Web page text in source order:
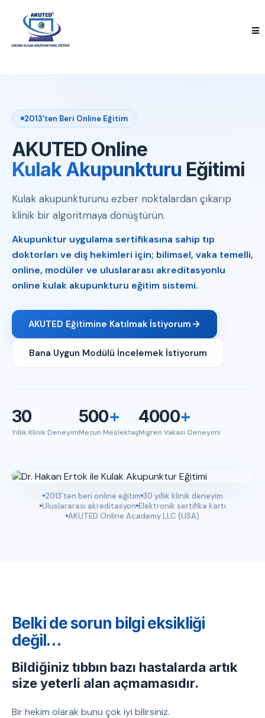
2013'ten Beri Online Eğitim
AKUTED Online
Kulak Akupunkturu Eğitimi
Kulak akupunkturunu ezber noktalardan çıkarıp
klinik bir algoritmaya dönüştürün.
Akupunktur uygulama sertifikasına sahip tıp
doktorları ve diş hekimleri için; bilimsel, vaka temelli,
online, modüler ve uluslararası akreditasyonlu
online kulak akupunkturu eğitim sistemi.
AKUTED Eğitimine Katılmak İstiyorum
Bana Uygun Modülü İncelemek İstiyorum
30
Yıllık Klinik Deneyim
500+
Mezun Meslektaş
4000+
Migren Vakası Deneyimi
2013'ten beri online eğitim 30 yıllık klinik deneyim
Uluslararası akreditasyon Elektronik sertifika kartı
AKUTED Online Academy LLC (USA)
Belki de sorun bilgi eksikliği
değil…
Bildiğiniz tıbbın bazı hastalarda artık
size yeterli alan açmamasıdır.
Bir hekim olarak bunu çok iyi bilirsiniz.